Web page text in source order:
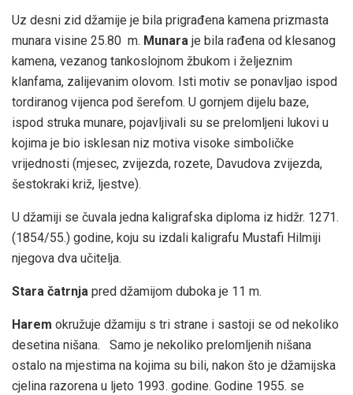
Uz desni zid džamije je bila prigrađena kamena prizmasta
munara visine 25.80 m. Munara je bila rađena od klesanog
kamena, vezanog tankoslojnom žbukom i željeznim
klanfama, zalijevanim olovom. Isti motiv se ponavljao ispod
tordiranog vijenca pod šerefom. U gornjem dijelu baze,
ispod struka munare, pojavljivali su se prelomljeni lukovi u
kojima je bio isklesan niz motiva visoke simboličke
vrijednosti (mjesec, zvijezda, rozete, Davudova zvijezda,
šestokraki križ, ljestve).
U džamiji se čuvala jedna kaligrafska diploma iz hidžr. 1271.
(1854/55.) godine, koju su izdali kaligrafu Mustafi Hilmiji
njegova dva učitelja.
Stara čatrnja pred džamijom duboka je 11 m.
Harem okružuje džamiju s tri strane i sastoji se od nekoliko
desetina nišana. Samo je nekoliko prelomljenih nišana
ostalo na mjestima na kojima su bili, nakon što je džamijska
cjelina razorena u ljeto 1993. godine. Godine 1955. se